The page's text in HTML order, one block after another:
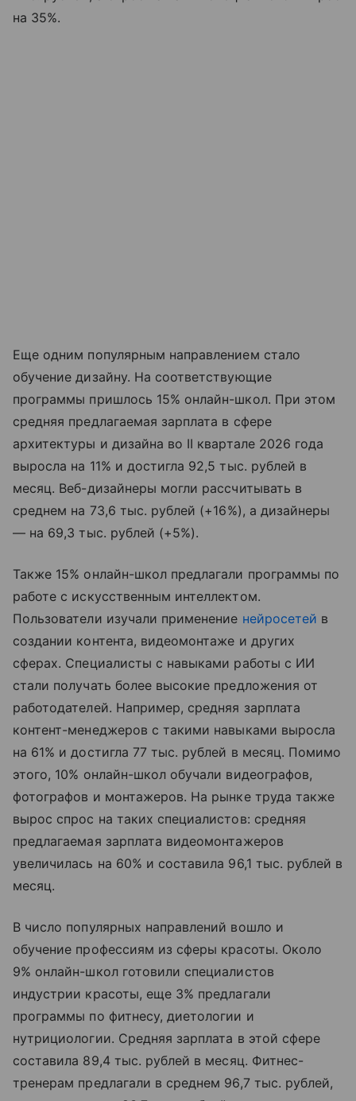
на 35%.
Еще одним популярным направлением стало
обучение дизайну. На соответствующие
программы пришлось 15% онлайн-школ. При этом
средняя предлагаемая зарплата в сфере
архитектуры и дизайна во II квартале 2026 года
выросла на 11% и достигла 92,5 тыс. рублей в
месяц. Веб-дизайнеры могли рассчитывать в
среднем на 73,6 тыс. рублей (+16%), а дизайнеры
— на 69,3 тыс. рублей (+5%).
Также 15% онлайн-школ предлагали программы по
работе с искусственным интеллектом.
Пользователи изучали применение нейросетей в
создании контента, видеомонтаже и других
сферах. Специалисты с навыками работы с ИИ
стали получать более высокие предложения от
работодателей. Например, средняя зарплата
контент-менеджеров с такими навыками выросла
на 61% и достигла 77 тыс. рублей в месяц. Помимо
этого, 10% онлайн-школ обучали видеографов,
фотографов и монтажеров. На рынке труда также
вырос спрос на таких специалистов: средняя
предлагаемая зарплата видеомонтажеров
увеличилась на 60% и составила 96,1 тыс. рублей в
месяц.
В число популярных направлений вошло и
обучение профессиям из сферы красоты. Около
9% онлайн-школ готовили специалистов
индустрии красоты, еще 3% предлагали
программы по фитнесу, диетологии и
нутрициологии. Средняя зарплата в этой сфере
составила 89,4 тыс. рублей в месяц. Фитнес-
тренерам предлагали в среднем 96,7 тыс. рублей,